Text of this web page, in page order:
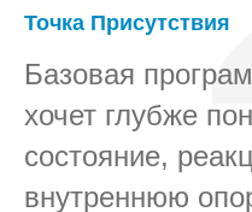
Точка Присутствия
Базовая
хочет глубже
состояние,
внутреннюю